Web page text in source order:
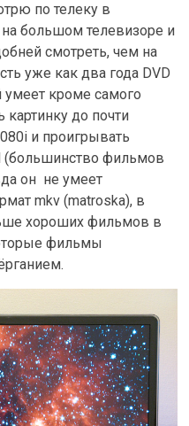
по телеку в
большом телевизоре и
смотреть, чем на
уже как два года DVD
умеет кроме самого
картинку до почти
и проигрывать
фильмов
он не умеет
mkv (matroska), в
хороших фильмов в
фильмы